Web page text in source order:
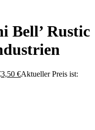
Bell’ Rustic
3,50 €Aktueller Preis ist: